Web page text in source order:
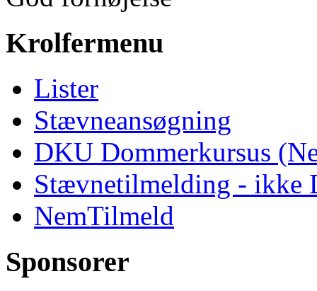
Krolfermenu
Lister
Stævneansøgning
DKU Dommerkursus
Stævnetilmelding - ikke
NemTilmeld
Sponsorer